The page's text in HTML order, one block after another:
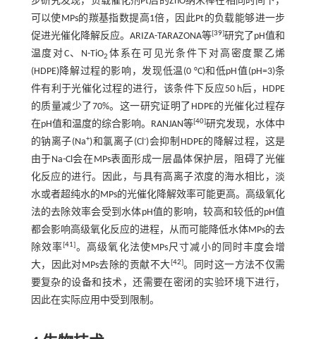
可以使MPs的羰基指数提高1倍，因此Pt的负载能够进一步
促进光催化降解反应。ARIZA-TARAZONA等[39]研究了pH值和
温度对C、N-TiO2 体系在可见光条件下对高密度聚乙烯
(HDPE)降解过程的影响，发现低温(0 °C)和低pH值(pH=3)条
件有利于光催化过程的进行，该条件下反应50 h后，HDPE
的质量减少了70%。这一研究证明了HDPE的光催化过程存
在pH值和温度的综合影响。RANJAN等[40]研究发现，水体中
的钠离子(Na+)和氯离子(Cl-)会抑制HDPE的降解过程，这是
由于Na-Cl会在MPs表面形成一层晶体保护层，阻碍了光催
化反应的进行。因此，与具有高离子浓度的海水相比，淡
水或者超纯水的MPs的光催化降解效率可能更高。高级氧化
法的去除效率会受到水体pH值的影响，较高和较低的pH值
都会影响高级氧化反应的进程，从而可能降低水体MPs的去
除效率[41]。高级氧化法使MPs尺寸减小的同时丰度会增
大，因此对MPs去除的贡献不大[42]。同时这一方法不仅需
要复杂的设备和技术，还需要在密闭的实验环境下进行，
因此在实际应用中受到限制。